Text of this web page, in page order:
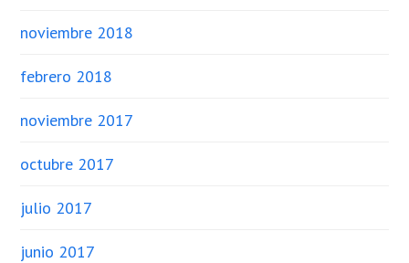
noviembre 2018
febrero 2018
noviembre 2017
octubre 2017
julio 2017
junio 2017